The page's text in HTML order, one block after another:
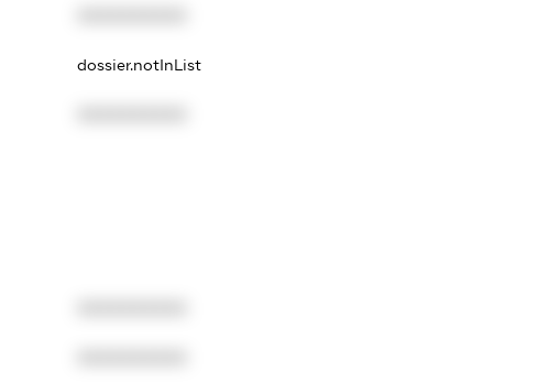
dossier.notInList